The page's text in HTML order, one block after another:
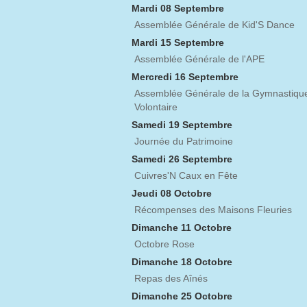
Mardi 08 Septembre
Assemblée Générale de Kid'S Dance
Mardi 15 Septembre
Assemblée Générale de l'APE
Mercredi 16 Septembre
Assemblée Générale de la
Volontaire
Samedi 19 Septembre
Journée du Patrimoine
Samedi 26 Septembre
Cuivres'N Caux en Fête
Jeudi 08 Octobre
Récompenses des Maisons Fleuries
Dimanche 11 Octobre
Octobre Rose
Dimanche 18 Octobre
Repas des Aînés
Dimanche 25 Octobre